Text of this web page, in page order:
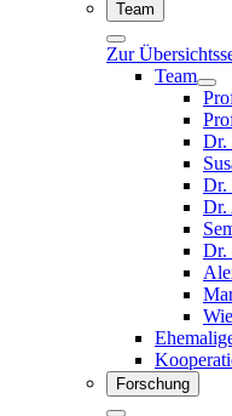
Team
Zur
Team
Dr.
Dr.
Dr.
Dr.
Forschung